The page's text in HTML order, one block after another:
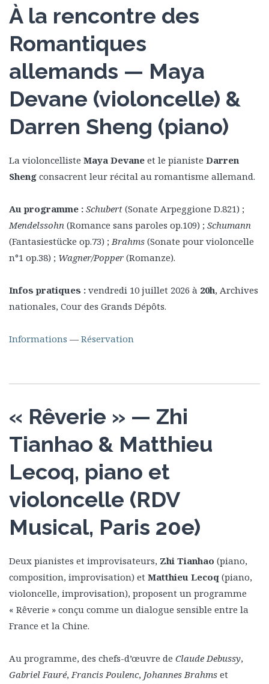
À la rencontre des
Romantiques
allemands — Maya
Devane (violoncelle) &
Darren Sheng (piano)
La violoncelliste Maya Devane et le pianiste Darren
Sheng consacrent leur récital au romantisme allemand.
Au programme : Schubert (Sonate Arpeggione D.821) ;
Mendelssohn (Romance sans paroles op.109) ; Schumann
(Fantasiestücke op.73) ;Brahms (Sonate pour violoncelle
n°1 op.38) ; Wagner/Popper (Romanze).
Infos pratiques : vendredi 10 juillet 2026 à 20h, Archives
nationales, Cour des Grands Dépôts.
Informations — Réservation
« Rêverie » — Zhi
Tianhao & Matthieu
Lecoq, piano et
violoncelle (RDV
Musical, Paris 20e)
Deux pianistes et improvisateurs, Zhi Tianhao (piano,
composition, improvisation) et Matthieu Lecoq (piano,
violoncelle, improvisation), proposent un programme
« Rêverie » conçu comme un dialogue sensible entre la
France et la Chine.
Au programme, des chefs-d’œuvre de Claude Debussy,
Gabriel Fauré,Francis Poulenc, Johannes Brahms et